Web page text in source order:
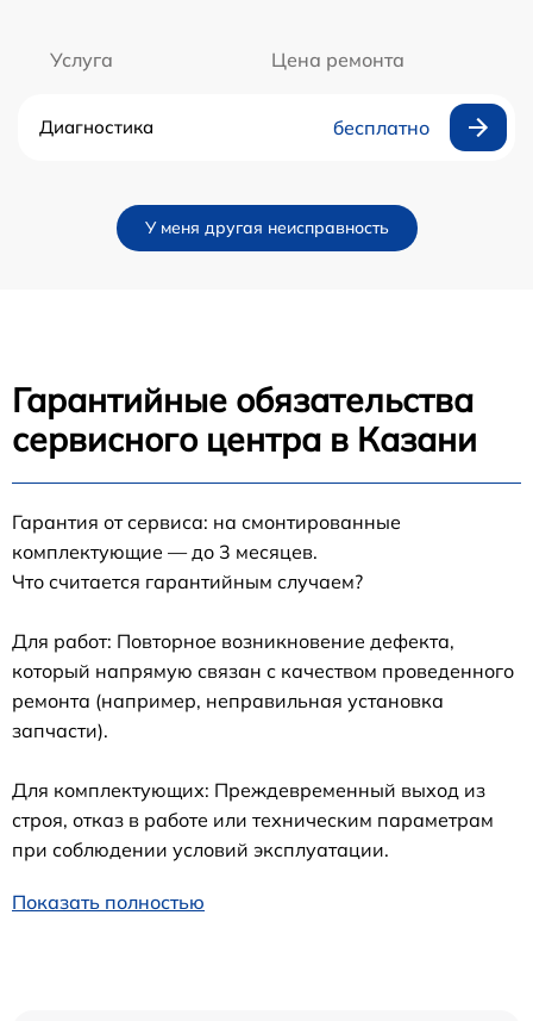
Услуга Цена ремонта
Диагностика бесплатно
У меня другая неисправность
Гарантийные обязательства
сервисного центра в Казани
Гарантия от сервиса: на смонтированные
комплектующие — до 3 месяцев.
Что считается гарантийным случаем?
Для работ: Повторное возникновение дефекта,
который напрямую связан с качеством проведенного
ремонта (например, неправильная установка
запчасти).
Для комплектующих: Преждевременный выход из
строя, отказ в работе или техническим параметрам
при соблюдении условий эксплуатации.
Показать полностью